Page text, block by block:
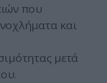
που
και
μετά